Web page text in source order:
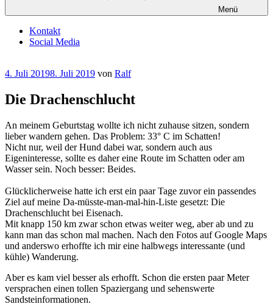
Menü
Kontakt
Social Media
Veröffentlicht
4. Juli 20198. Juli 2019 von Ralf
Die Drachenschlucht
An meinem Geburtstag wollte ich nicht zuhause sitzen, sondern
lieber wandern gehen. Das Problem: 33° C im Schatten!
Nicht nur, weil der Hund dabei war, sondern auch aus
Eigeninteresse, sollte es daher eine Route im Schatten oder am
Wasser sein. Noch besser: Beides.
Glücklicherweise hatte ich erst ein paar Tage zuvor ein passendes
Ziel auf meine Da-müsste-man-mal-hin-Liste gesetzt: Die
Drachenschlucht bei Eisenach.
Mit knapp 150 km zwar schon etwas weiter weg, aber ab und zu
kann man das schon mal machen. Nach den Fotos auf Google Maps
und anderswo erhoffte ich mir eine halbwegs interessante (und
kühle) Wanderung.
Aber es kam viel besser als erhofft. Schon die ersten paar Meter
versprachen einen tollen Spaziergang und sehenswerte
Sandsteinformationen.